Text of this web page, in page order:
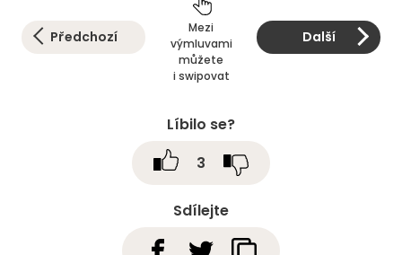
Předchozí
Mezi
výmluvami
můžete
i swipovat
Další
Sdílejte
Líbilo se?
3